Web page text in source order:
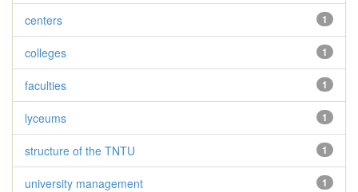
1
centers
1
colleges
1
faculties
1
lyceums
1
structure of the TNTU
1
university management